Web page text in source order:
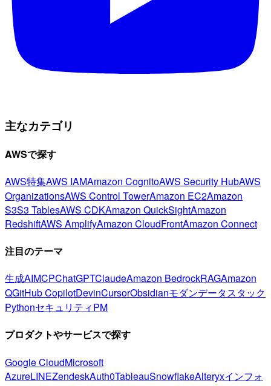
主なカテゴリ
AWSで探す
AWS特集AWS IAMAmazon CognitoAWS Security HubAWS
OrganizationsAWS Control TowerAmazon EC2Amazon
S3S3 TablesAWS CDKAmazon QuickSightAmazon
RedshiftAWS AmplifyAmazon CloudFrontAmazon Connect
注目のテーマ
生成AIMCPChatGPTClaudeAmazon BedrockRAGAmazon
QGitHub CopilotDevinCursorObsidianモダンデータスタック
PythonセキュリティPM
プロダクトやサービスで探す
Google CloudMicrosoft
AzureLINEZendeskAuth0TableauSnowflakeAlteryxインフォ